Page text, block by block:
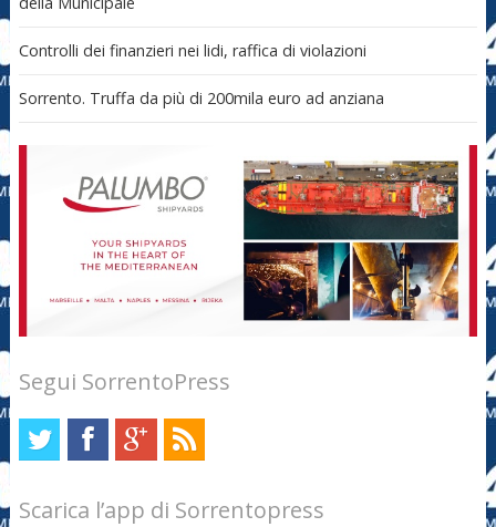
Controlli dei finanzieri nei lidi, raffica di violazioni
Sorrento. Truffa da più di 200mila euro ad anziana
Segui SorrentoPress
Scarica l’app di Sorrentopress